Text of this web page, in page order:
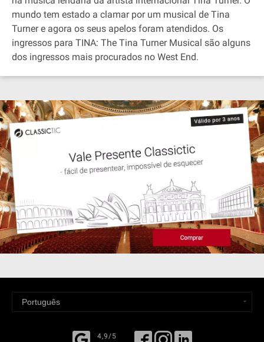
mundo tem estado a clamar por um musical de Tina
Turner e agora os seus apelos foram atendidos. Os
ingressos para TINA: The Tina Turner Musical são alguns
dos ingressos mais procurados no West End.
4,9/5